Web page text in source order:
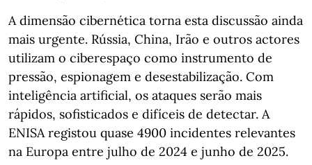
A dimensão cibernética torna esta discussão ainda
mais urgente. Rússia, China, Irão e outros actores
utilizam o ciberespaço como instrumento de
pressão, espionagem e desestabilização. Com
inteligência artificial, os ataques serão mais
rápidos, sofisticados e difíceis de detectar. A
ENISA registou quase 4900 incidentes relevantes
na Europa entre julho de 2024 e junho de 2025.